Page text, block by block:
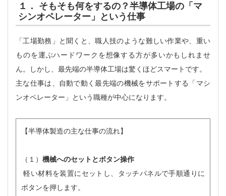
１． そもそも何をするの？半導体工場の「マ
シンオペレーター」という仕事
「工場勤務」と聞くと、職人技のような難しい作業や、重い
ものを運ぶハードワークを想像する方が多いかもしれませ
ん。しかし、最先端の半導体工場は驚くほどスマートです。
主な仕事は、自動で動く最先端の機械をサポートする「マシ
ンオペレーター」という職種が中心になります。
【半導体製造の主な仕事の流れ】
（１） 機械へのセットとボタン操作
軽い材料を装置にセットし、タッチパネルで手順通りに
ボタンを押します。